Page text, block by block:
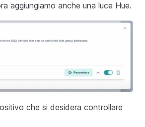
aggiungiamo anche una luce Hue.
che si desidera controllare